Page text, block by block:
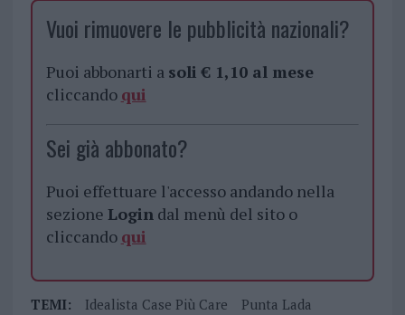
Vuoi rimuovere le pubblicità nazionali?
Puoi abbonarti a soli € 1,10 al mese
cliccando qui
Sei già abbonato?
Puoi effettuare l'accesso andando nella
sezione Logindal menù del sito o
cliccando qui
TEMI: Idealista Case Più Care
Punta Lada